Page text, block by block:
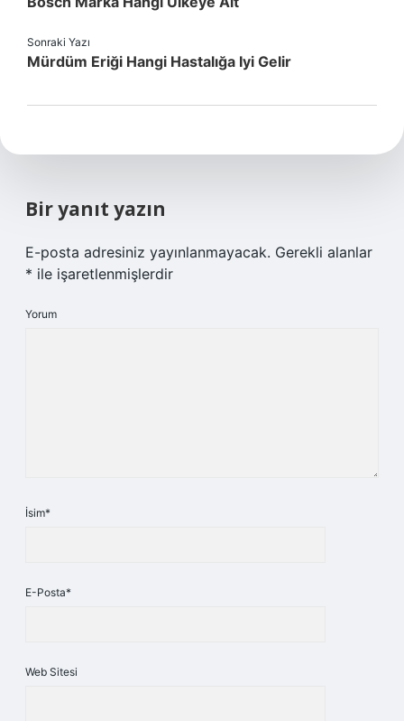
Sonraki Yazı
Mürdüm Eriği Hangi Hastalığa Iyi Gelir
Bir yanıt yazın
E-posta adresiniz yayınlanmayacak. Gerekli alanlar
* ile işaretlenmişlerdir
Yorum
İsim*
E-Posta*
Web Sitesi